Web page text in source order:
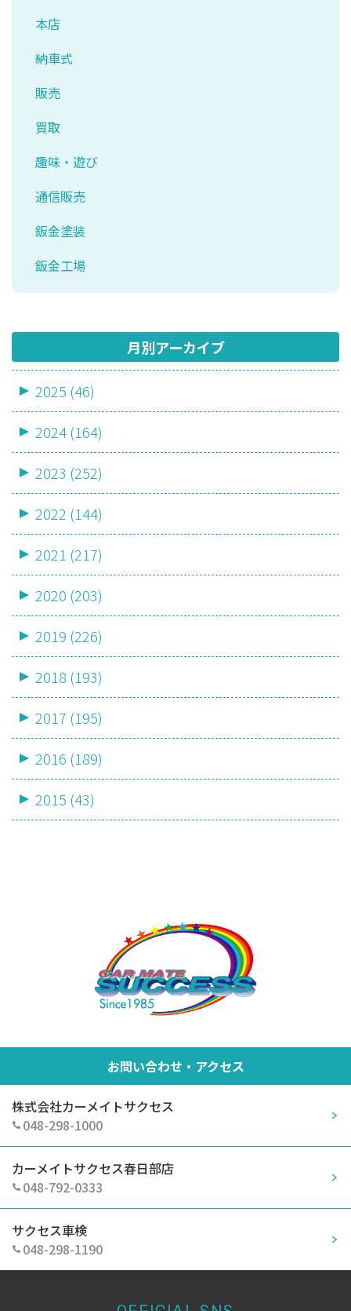
本店
納車式
販売
買取
趣味・遊び
通信販売
鈑金塗装
鈑金工場
月別アーカイブ
2025 (46)
2024 (164)
2023 (252)
2022 (144)
2021 (217)
2020 (203)
2019 (226)
2018 (193)
2017 (195)
2016 (189)
2015 (43)
お問い合わせ・アクセス
株式会社カーメイトサクセス
048-298-1000
カーメイトサクセス春日部店
048-792-0333
サクセス車検
048-298-1190